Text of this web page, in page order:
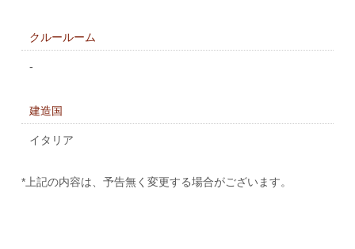
クルールーム
-
建造国
イタリア
*上記の内容は、予告無く変更する場合がございます。